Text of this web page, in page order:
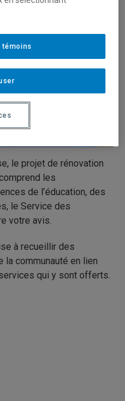
le projet de rénovation
les
de l’éducation, des
le Service des
votre avis.
à recueillir des
communauté en lien
qui y sont offerts.